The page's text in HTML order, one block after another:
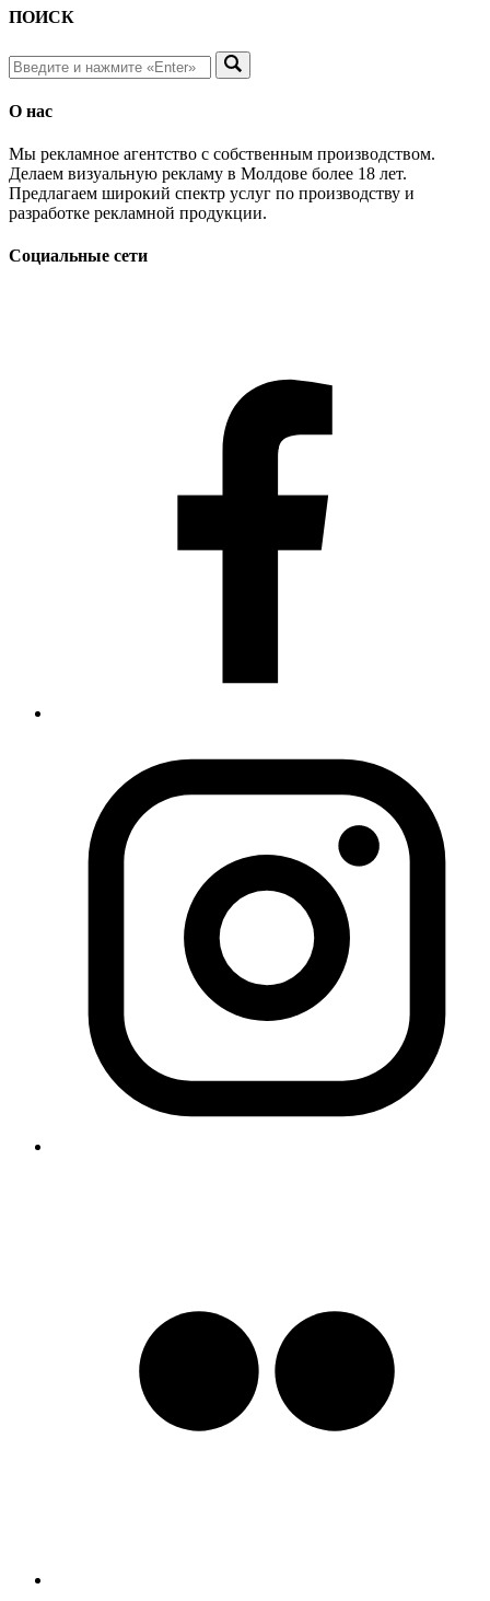
ПОИСК
О нас
Мы рекламное агентство с собственным производством.
Делаем визуальную рекламу в Молдове более 18 лет.
Предлагаем широкий спектр услуг по производству и
разработке рекламной продукции.
Социальные сети